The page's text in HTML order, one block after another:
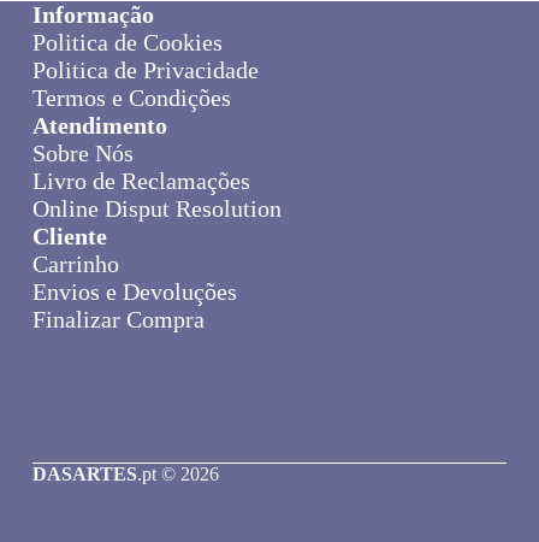
Informação
Politica de Cookies
Politica de Privacidade
Termos e Condições
Atendimento
Sobre Nós
Livro de Reclamações
Online Disput Resolution
Cliente
Carrinho
Envios e Devoluções
Finalizar Compra
DASARTES.pt © 2026